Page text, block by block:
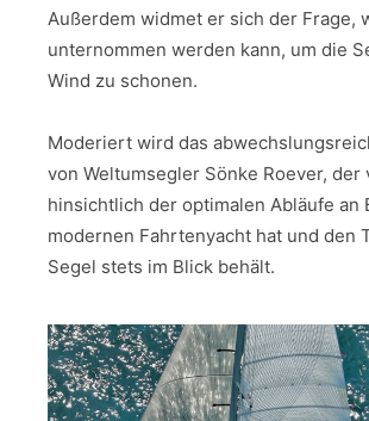
Außerdem widmet er sich der Frage,
unternommen werden kann, um die
Wind zu schonen.
Moderiert wird das
von Weltumsegler Sönke Roever, der
hinsichtlich der optimalen Abläufe an
modernen Fahrtenyacht hat und den
Segel stets im Blick behält.